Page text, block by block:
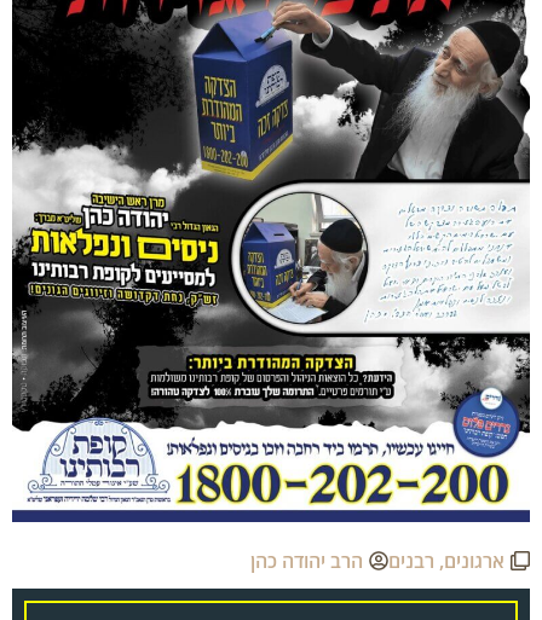
ארגונים,רבנים הרב יהודה כהן